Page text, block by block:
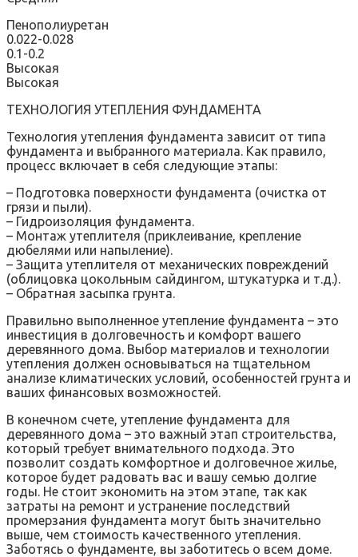
Пенополиуретан
0.022-0.028
0.1-0.2
Высокая
Высокая
ТЕХНОЛОГИЯ УТЕПЛЕНИЯ ФУНДАМЕНТА
Технология утепления фундамента зависит от типа
фундамента и выбранного материала. Как правило,
процесс включает в себя следующие этапы:
– Подготовка поверхности фундамента (очистка от
грязи и пыли).
– Гидроизоляция фундамента.
– Монтаж утеплителя (приклеивание, крепление
дюбелями или напыление).
– Защита утеплителя от механических повреждений
(облицовка цокольным сайдингом, штукатурка и т.д.).
– Обратная засыпка грунта.
Правильно выполненное утепление фундамента – это
инвестиция в долговечность и комфорт вашего
деревянного дома. Выбор материалов и технологии
утепления должен основываться на тщательном
анализе климатических условий, особенностей грунта и
ваших финансовых возможностей.
В конечном счете, утепление фундамента для
деревянного дома – это важный этап строительства,
который требует внимательного подхода. Это
позволит создать комфортное и долговечное жилье,
которое будет радовать вас и вашу семью долгие
годы. Не стоит экономить на этом этапе, так как
затраты на ремонт и устранение последствий
промерзания фундамента могут быть значительно
выше, чем стоимость качественного утепления.
Заботясь о фундаменте, вы заботитесь о всем доме.